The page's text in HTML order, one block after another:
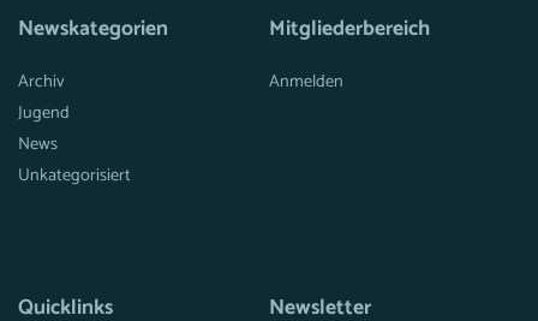
Newskategorien
Archiv
Jugend
News
Unkategorisiert
Mitgliederbereich
Anmelden
Quicklinks Newsletter